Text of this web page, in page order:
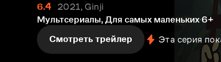
6.4
2021, Ginji
Мультсериалы, Для самых маленьких 6+
Смотреть трейлер
Эта серия